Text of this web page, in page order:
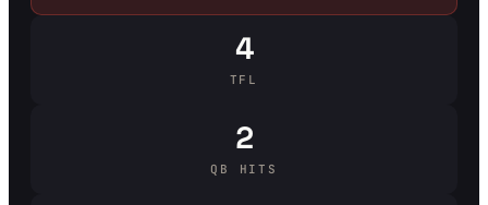
4
TFL
2
QB HITS